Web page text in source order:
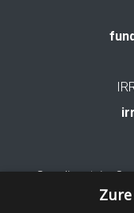
Gure lizentzia: